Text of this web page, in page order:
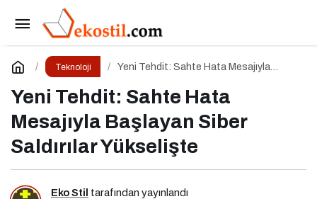
Teknoloji
Yeni Tehdit: Sahte Hata Mesajıyla
Yeni Tehdit: Sahte Hata
Mesajıyla Başlayan Siber
Saldırılar Yükselişte
Eko Stil tarafından yayınlandı
Tarihin En Büyük Şifre Sızıntısı
Yorum Yap